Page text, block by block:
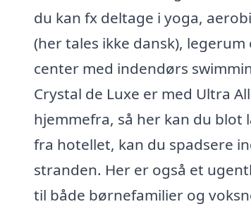
du kan fx deltage i yoga,
(her tales ikke dansk),
center med indendørs
Crystal de Luxe er med Ultra
hjemmefra, så her kan du
fra hotellet, kan du spadsere
stranden. Her er også et
til både børnefamilier og